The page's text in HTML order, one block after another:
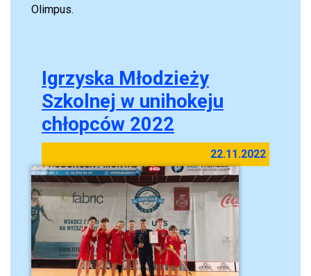
Olimpus.
Igrzyska Młodzieży
Szkolnej w unihokeju
chłopców 2022
22.11.2022